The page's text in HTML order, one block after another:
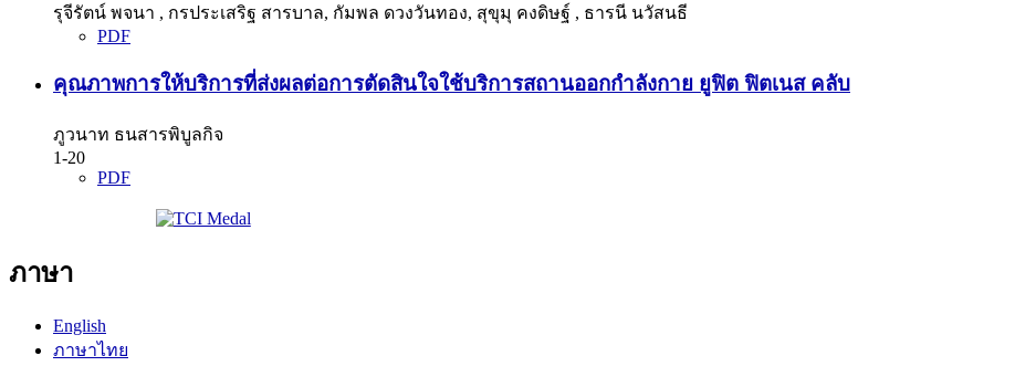
รุจีรัตน์ พจนา , กรประเสริฐ สารบาล, กัมพล ดวงวันทอง, สุขุมุ คงดิษฐ์ , ธารนี นวัสนธี
PDF
คุณภาพการให้บริการที่ส่งผลต่อการตัดสินใจใช้บริการสถานออกกำลังกาย ยูฟิต ฟิตเนส คลับ
ภูวนาท ธนสารพิบูลกิจ
1-20
PDF
ภาษา
English
ภาษาไทย